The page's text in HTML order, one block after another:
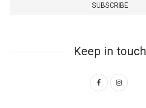
Keep in touch